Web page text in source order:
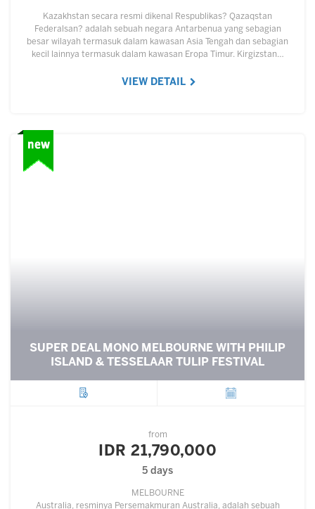
Kazakhstan secara resmi dikenal Respublikas? Qazaqstan
Federalsan? adalah sebuah negara Antarbenua yang sebagian
besar wilayah termasuk dalam kawasan Asia Tengah dan sebagian
kecil lainnya termasuk dalam kawasan Eropa Timur. Kirgizstan…
VIEW DETAIL
SUPER DEAL MONO MELBOURNE WITH PHILIP
ISLAND & TESSELAAR TULIP FESTIVAL
from
IDR 21,790,000
5 days
MELBOURNE
Australia, resminya Persemakmuran Australia, adalah sebuah